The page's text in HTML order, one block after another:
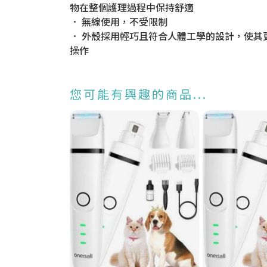
物在整個護理過程中保持舒適
． 無線使用，不受限制
． 外殼採用輕巧且符合人體工學的設計，使其
操作
您可能有興趣的商品...